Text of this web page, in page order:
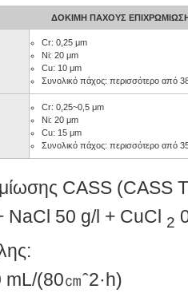
ΔΟΚΙΜΉ ΠΆΧΟΥΣ
Cr: 0,25 μm
Ni: 20 μm
Cu: 10 μm
Συνολικό πάχος: περισσότερο από
Cr: 0,25~0,5 μm
Ni: 20 μm
Cu: 15 μm
Συνολικό πάχος: περισσότερο από
CASS (CASS
NaCl 50 g/l + CuCl 2
(80㎝ˆ2·h)